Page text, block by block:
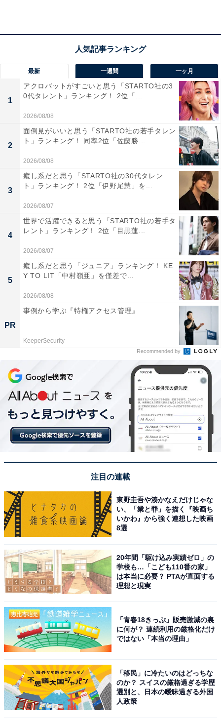
っこいい自治体名だと思いました」（30代女性／東京
都）、「『千代』の文字が長寿や歴史を感じさせ、格式
高く凛とした響きがあります」（20代男性／福井県）と
いった声が集まりました。
1位：港区／66票
1位に輝いたのは港区です。六本木、麻布、青山、白金
など、日本を代表する高級エリアを内包し、洗練された
「都会の象徴」としての地位を確立しています。漢字一
文字の潔さ、そして「港」という響きが連想させる開放
感や国際性、きらびやかな夜景が、圧倒的な憧れとかっ
こよさを演出しています。都会的でスタイリッシュなラ
イフスタイルを象徴するブランド力のある名称が、他を
圧倒する得票数に繋がりました。
回答者からは「The東京の超一等地で、芸能人がたくさ
ん住んでいるイメージがあるから」（50代男性／大阪
『港』という言葉が持つ開放感とグローバルな印象がか
っこいいと思います」（40代男性／北海道）といった声
が集まりました。
※回答者からのコメントは原文ママです
最新 一週間 一ヶ月
1
アクロバットがすごいと思う「STARTO社の3
0代タレント」ランキング！ 2位「...
2026/08/08
2
面倒見がいいと思う「STARTO社の若手タレン
ト」ランキング！ 同率2位「佐藤勝...
2026/08/08
3
癒し系だと思う「STARTO社の30代タレン
ト」ランキング！ 2位「伊野尾慧」を...
2026/08/07
4
世界で活躍できると思う「STARTO社の若手タ
レント」ランキング！ 2位「目黒蓮...
2026/08/07
5
癒し系だと思う「ジュニア」ランキング！ KE
Y TO LIT「中村嶺亜」を僅差で...
2026/08/08
PR
事例から学ぶ『特権アクセス管理』
KeeperSecurity
Recommended by
注目の連載
東野圭吾や湊かなえだけじゃな
い、「業と罪」を描く『映画ち
いかわ』から強く連想した映画
8選
20年間「駆け込み実績ゼロ」の
学校も…「こども110番の家」
は本当に必要？ PTAが直面する
理想と現実
「青春18きっぷ」販売激減の裏
に何が？ 連続利用の厳格化だけ
ではない「本当の理由」
「移民」に冷たいのはどっちな
のか？ スイスの厳格過ぎる学歴
選別と、日本の曖昧過ぎる外国
人政策